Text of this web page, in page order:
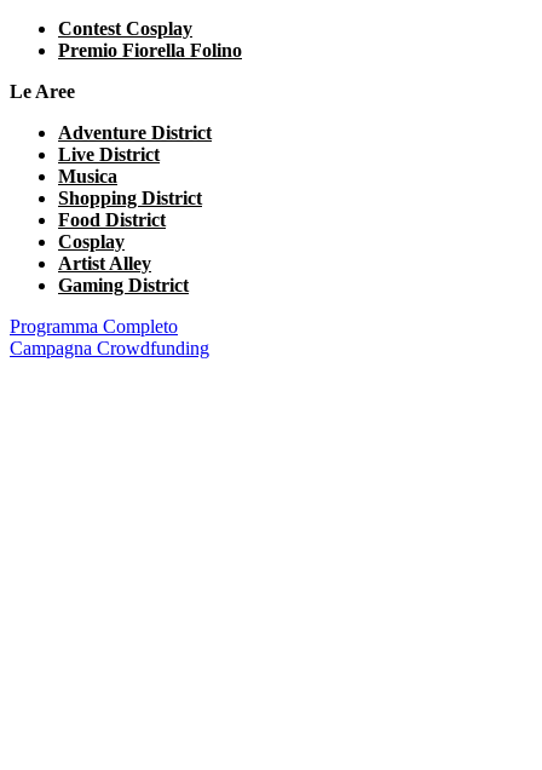
Contest Cosplay
Premio Fiorella Folino
Le Aree
Adventure District
Live District
Musica
Shopping District
Food District
Cosplay
Artist Alley
Gaming District
Programma Completo
Campagna Crowdfunding